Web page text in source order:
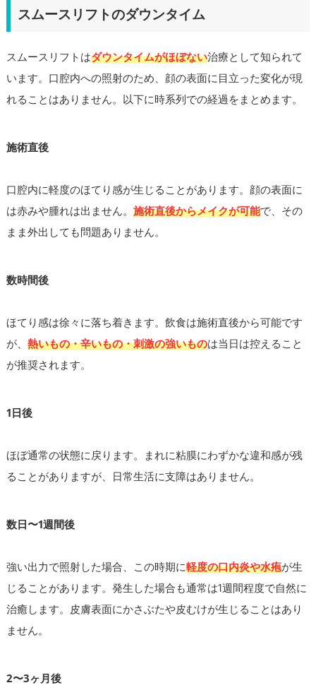
スムースリフトのダウンタイム
スムースリフトはダウンタイムがほぼない治療として知られて
います。口腔内への照射のため、顔の表面に目立った変化が現
れることはありません。以下に時系列での経過をまとめます。
施術直後
口腔内に軽度のほてり感が生じることがあります。顔の表面に
は赤みや腫れは出ません。 施術直後からメイクが可能で、その
まま外出しても問題ありません。
数時間後
ほてり感は徐々に落ち着きます。飲食は施術直後から可能です
が、 熱いもの・辛いもの・刺激の強いものは当日は控えること
が推奨されます。
1日後
ほぼ通常の状態に戻ります。まれに粘膜にわずかな違和感が残
ることがありますが、日常生活に支障はありません。
数日〜1週間後
強い出力で照射した場合、この時期に軽度の口内炎や水疱が生
じることがあります。発生した場合も通常は1週間程度で自然に
治癒します。皮膚表面にかさぶたや皮むけが生じることはあり
ません。
2〜3ヶ月後